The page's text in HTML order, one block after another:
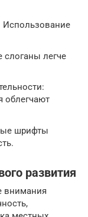
Использование
легче
облегчают
шрифты
развития
внимания